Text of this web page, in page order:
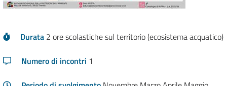
Durata 2 ore scolastiche sul territorio (ecosistema acquatico)
Numero di incontri 1